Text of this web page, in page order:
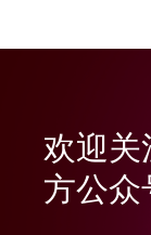
欢迎关
方公众